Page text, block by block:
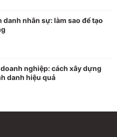
danh nhân sự: làm sao để tạo
nghiệp: cách xây dựng
danh hiệu quả